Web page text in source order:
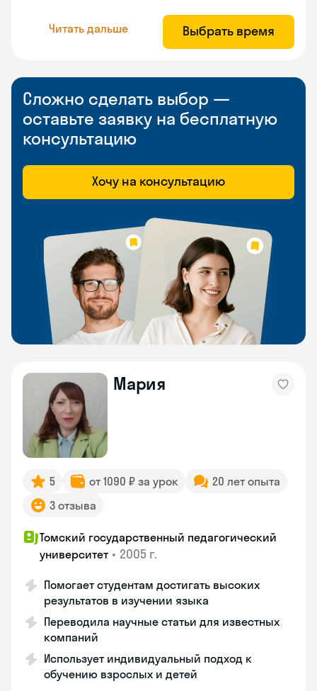
Читать дальше Выбрать время
Сложно сделать выбор —
оставьте заявку на бесплатную
консультацию
Хочу на консультацию
Мария
5 от 1090 ₽ за урок
20 лет опыта
3 отзыва
Томский государственный педагогический
университет • 2005 г.
Помогает студентам достигать высоких
результатов в изучении языка
Переводила научные статьи для известных
компаний
Использует индивидуальный подход к
обучению взрослых и детей